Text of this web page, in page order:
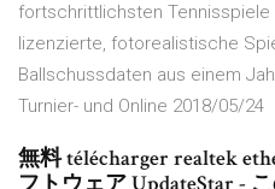
fortschrittlichsten Tennisspiele
lizenzierte, fotorealistische
Ballschussdaten aus einem
Turnier- und Online 2018/05/24
無料 télécharger realtek